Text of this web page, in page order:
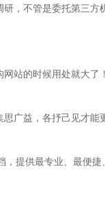
，不管是委托第三方
站的时候用处就大了！
广益，各抒己见才能
，提供最专业、最便捷